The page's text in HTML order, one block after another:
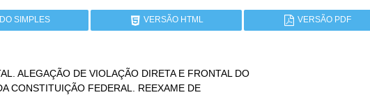
SIMPLES VERSÃO HTML VERSÃO PDF
ALEGAÇÃO DE VIOLAÇÃO DIRETA E FRONTAL DO